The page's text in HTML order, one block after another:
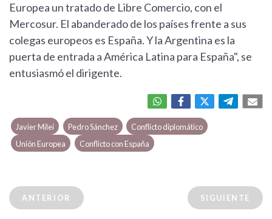
Europea un tratado de Libre Comercio, con el
Mercosur. El abanderado de los países frente a sus
colegas europeos es España. Y la Argentina es la
puerta de entrada a América Latina para España", se
entusiasmó el dirigente.
Javier Milei Pedro Sánchez
Conflicto diplomático
Unión Europea
Conflicto con España
ANTERIOR SIGUIENTE